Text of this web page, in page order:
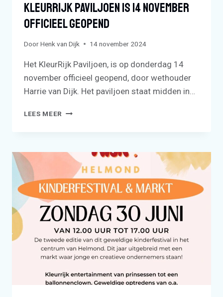
KleurRijk Paviljoen Is 14 November
Officieel Geopend
DoorHenk van Dijk 14 november 2024
Het KleurRijk Paviljoen, is op donderdag 14
november officieel geopend, door wethouder
Harrie van Dijk. Het paviljoen staat midden in…
LEES MEER KLEURRIJK
NOVEMBER
OFFICIEEL
GEOPEND